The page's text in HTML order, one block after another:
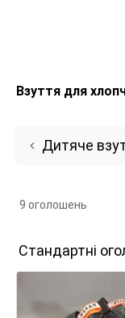
Взуття для
Дитяче
9 оголошень
Стандартні